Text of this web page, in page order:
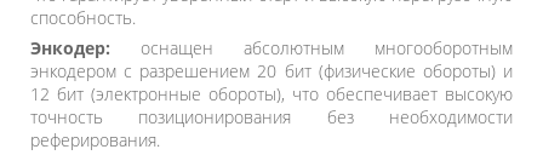
способность.
Энкодер: оснащен абсолютным многооборотным
энкодером с разрешением 20 бит (физические обороты) и
12 бит (электронные обороты), что обеспечивает высокую
точность позиционирования без необходимости
реферирования.